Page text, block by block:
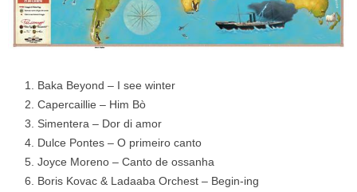
Baka Beyond – I see winter
Capercaillie – Him Bò
Simentera – Dor di amor
Dulce Pontes – O primeiro canto
Joyce Moreno – Canto de ossanha
Boris Kovac & Ladaaba Orchest – Begin-ing